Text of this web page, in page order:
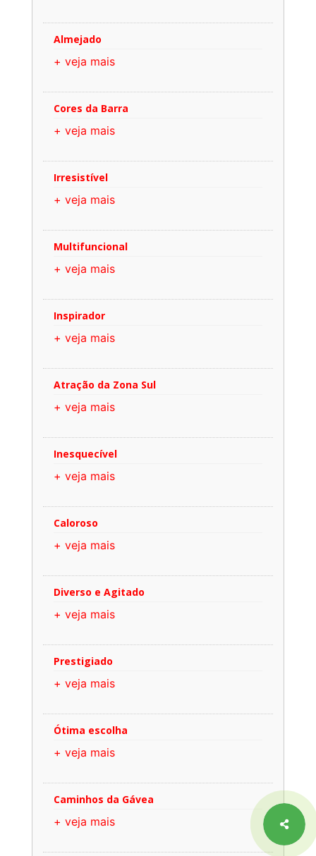
Almejado
+ veja mais
Cores da Barra
+ veja mais
Irresistível
+ veja mais
Multifuncional
+ veja mais
Inspirador
+ veja mais
Atração da Zona Sul
+ veja mais
Inesquecível
+ veja mais
Caloroso
+ veja mais
Diverso e Agitado
+ veja mais
Prestigiado
+ veja mais
Ótima escolha
+ veja mais
Caminhos da Gávea
+ veja mais